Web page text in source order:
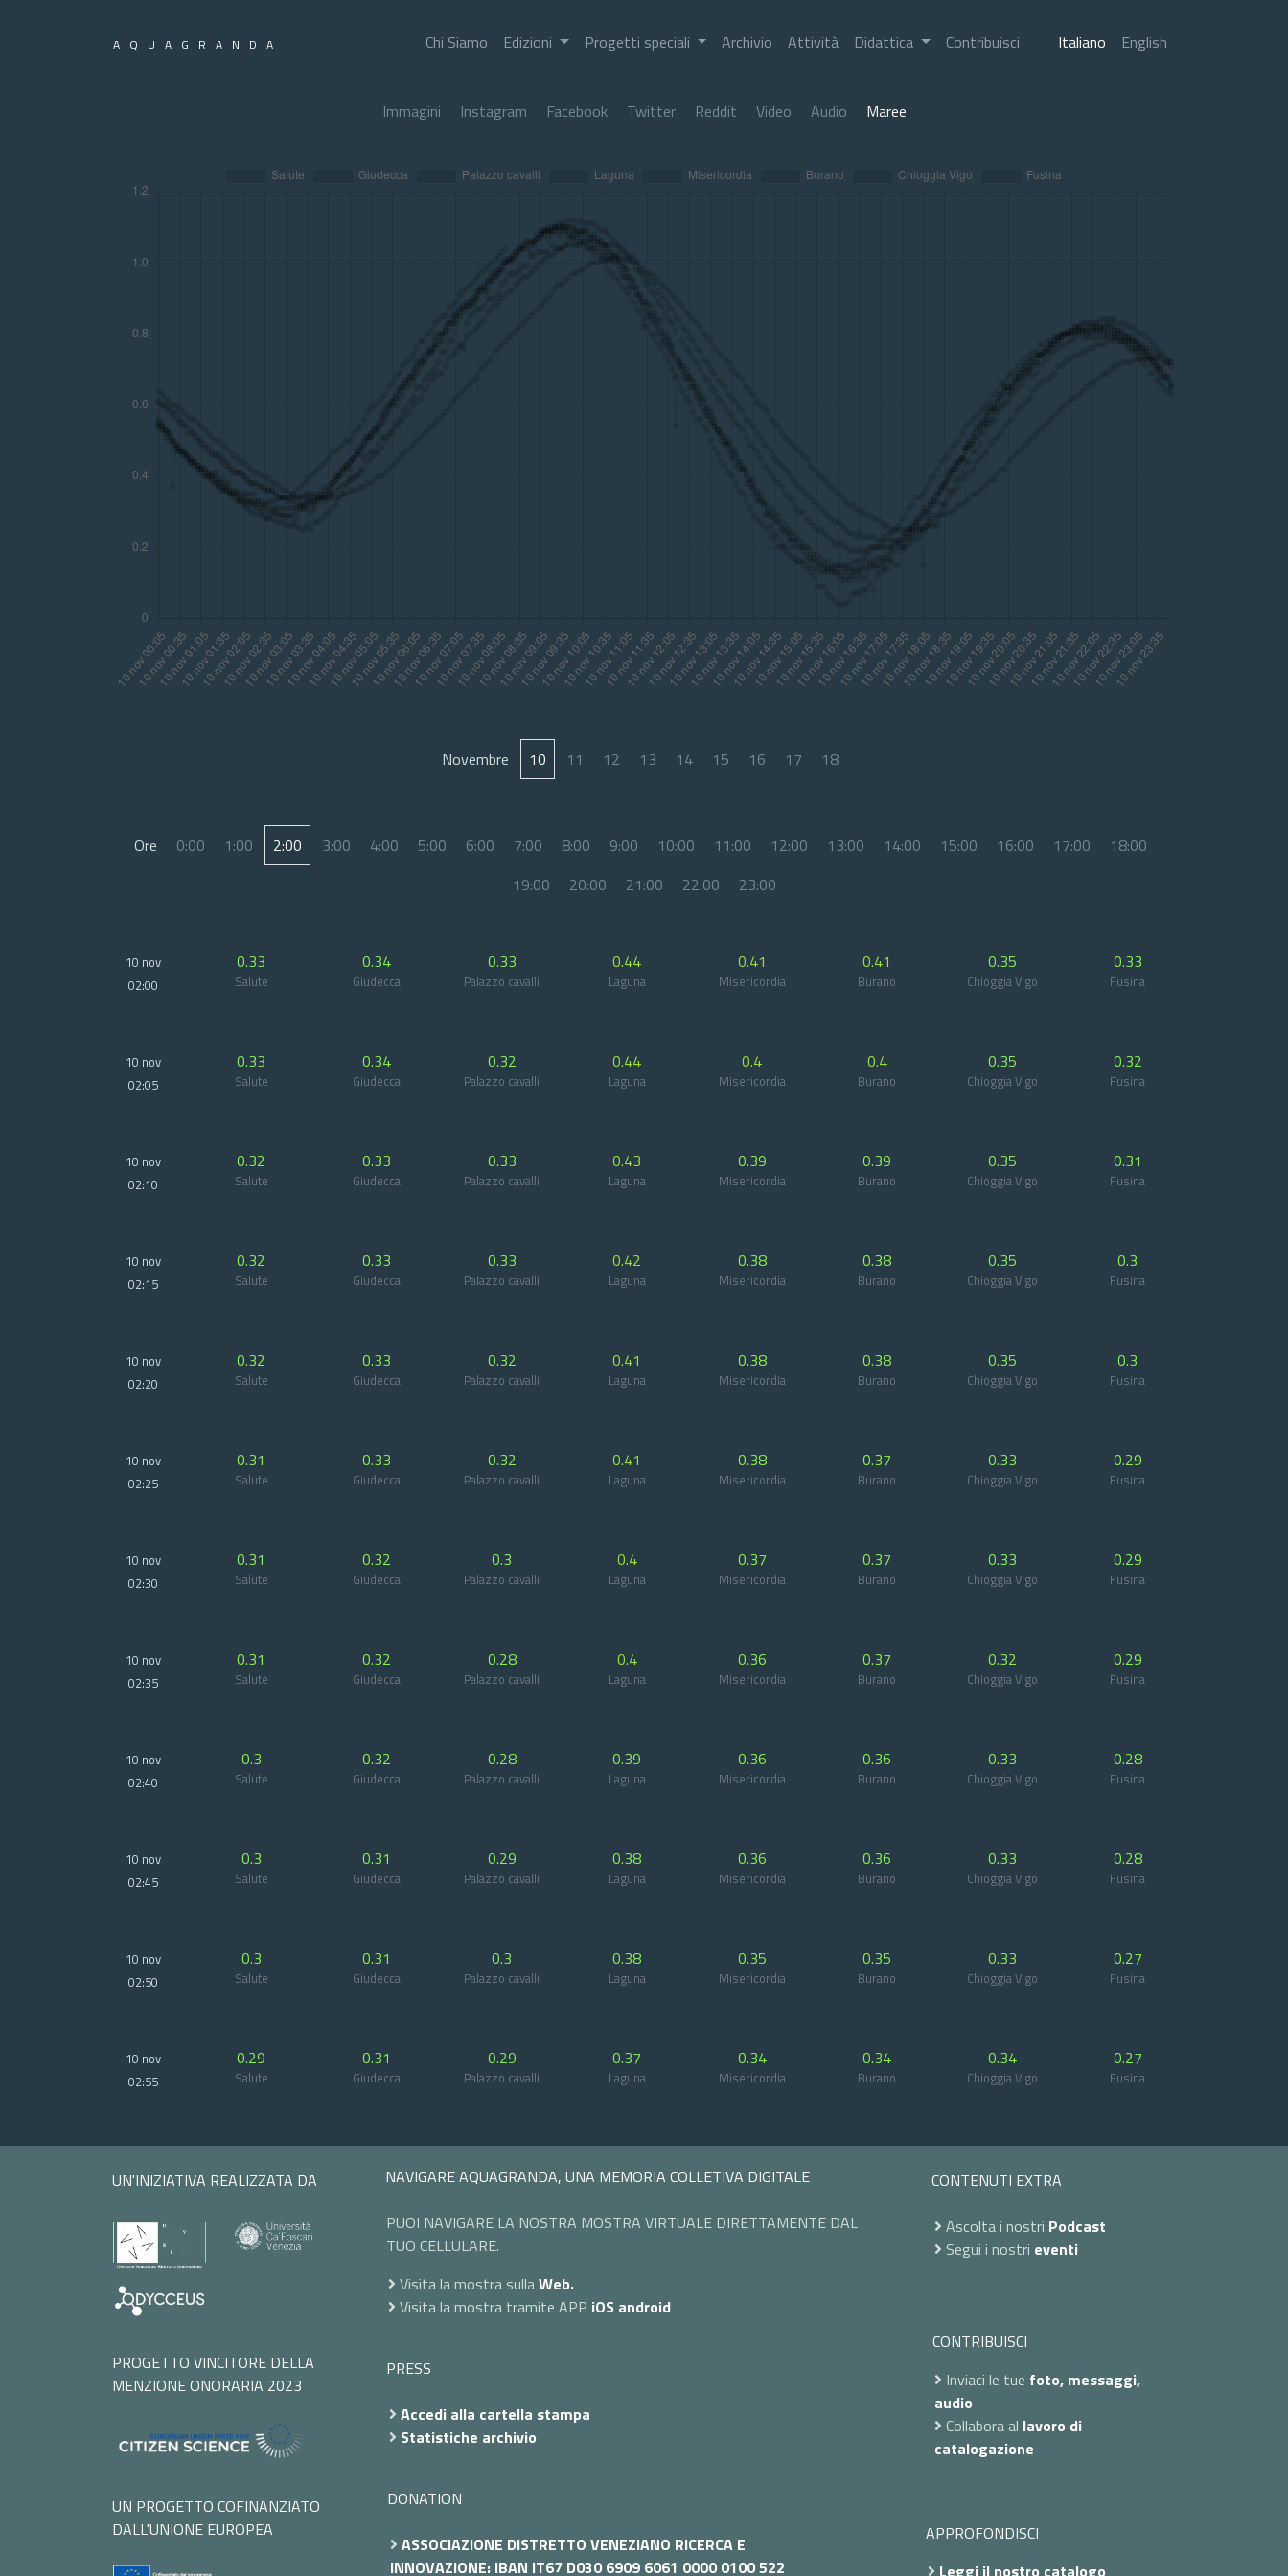
AQUAGRANDA Chi Siamo Edizioni Progetti speciali Archivio Attività Didattica Contribuisci Italiano English
Immagini Instagram Facebook Twitter Reddit Video Audio Maree
Novembre 10 11 12 13 14 15 16 17 18
Ore 0:00 1:00 2:00 3:00 4:00 5:00 6:00 7:00 8:00 9:00 10:00 11:00 12:00 13:00 14:00 15:00 16:00 17:00
18:00
19:00
20:00 21:00 22:00 23:00
10 nov
02:00
0.33
Salute
0.34
Giudecca
0.33
Palazzo cavalli
0.44
Laguna
0.41
Misericordia
0.41
Burano
0.35
Chioggia Vigo
0.33
Fusina
10 nov
02:05
0.33
Salute
0.34
Giudecca
0.32
Palazzo cavalli
0.44
Laguna
0.4
Misericordia
0.4
Burano
0.35
Chioggia Vigo
0.32
Fusina
10 nov
02:10
0.32
Salute
0.33
Giudecca
0.33
Palazzo cavalli
0.43
Laguna
0.39
Misericordia
0.39
Burano
0.35
Chioggia Vigo
0.31
Fusina
10 nov
02:15
0.32
Salute
0.33
Giudecca
0.33
Palazzo cavalli
0.42
Laguna
0.38
Misericordia
0.38
Burano
0.35
Chioggia Vigo
0.3
Fusina
10 nov
02:20
0.32
Salute
0.33
Giudecca
0.32
Palazzo cavalli
0.41
Laguna
0.38
Misericordia
0.38
Burano
0.35
Chioggia Vigo
0.3
Fusina
10 nov
02:25
0.31
Salute
0.33
Giudecca
0.32
Palazzo cavalli
0.41
Laguna
0.38
Misericordia
0.37
Burano
0.33
Chioggia Vigo
0.29
Fusina
10 nov
02:30
0.31
Salute
0.32
Giudecca
0.3
Palazzo cavalli
0.4
Laguna
0.37
Misericordia
0.37
Burano
0.33
Chioggia Vigo
0.29
Fusina
10 nov
02:35
0.31
Salute
0.32
Giudecca
0.28
Palazzo cavalli
0.4
Laguna
0.36
Misericordia
0.37
Burano
0.32
Chioggia Vigo
0.29
Fusina
10 nov
02:40
0.3
Salute
0.32
Giudecca
0.28
Palazzo cavalli
0.39
Laguna
0.36
Misericordia
0.36
Burano
0.33
Chioggia Vigo
0.28
Fusina
10 nov
02:45
0.3
Salute
0.31
Giudecca
0.29
Palazzo cavalli
0.38
Laguna
0.36
Misericordia
0.36
Burano
0.33
Chioggia Vigo
0.28
Fusina
10 nov
02:50
0.3
Salute
0.31
Giudecca
0.3
Palazzo cavalli
0.38
Laguna
0.35
Misericordia
0.35
Burano
0.33
Chioggia Vigo
0.27
Fusina
10 nov
02:55
0.29
Salute
0.31
Giudecca
0.29
Palazzo cavalli
0.37
Laguna
0.34
Misericordia
0.34
Burano
0.34
Chioggia Vigo
0.27
Fusina
UN'INIZIATIVA REALIZZATA DA
PROGETTO VINCITORE DELLA
MENZIONE ONORARIA 2023
UN PROGETTO COFINANZIATO
DALL'UNIONE EUROPEA
NAVIGARE AQUAGRANDA, UNA MEMORIA COLLETIVA DIGITALE
PUOI NAVIGARE LA NOSTRA MOSTRA VIRTUALE DIRETTAMENTE DAL
TUO CELLULARE.
Visita la mostra sullaWeb.
Visita la mostra tramite APP iOS android
PRESS
Accedi alla cartella stampa
Statistiche archivio
DONATION
ASSOCIAZIONE DISTRETTO VENEZIANO RICERCA E
INNOVAZIONE: IBAN IT67 D030 6909 6061 0000 0100 522
CONTENUTI EXTRA
Ascolta i nostri Podcast
Segui i nostri eventi
CONTRIBUISCI
Inviaci le tue foto, messaggi,
audio
Collabora al lavoro di
catalogazione
APPROFONDISCI
Leggi il nostro catalogo